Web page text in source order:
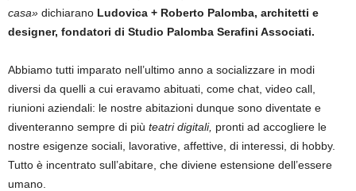
casa» dichiarano Ludovica + Roberto Palomba, architetti e
designer, fondatori di Studio Palomba Serafini Associati.
Abbiamo tutti imparato nell’ultimo anno a socializzare in modi
diversi da quelli a cui eravamo abituati, come chat, video call,
riunioni aziendali: le nostre abitazioni dunque sono diventate e
diventeranno sempre di più teatri digitali, pronti ad accogliere le
nostre esigenze sociali, lavorative, affettive, di interessi, di hobby.
Tutto è incentrato sull’abitare, che diviene estensione dell’essere
umano.